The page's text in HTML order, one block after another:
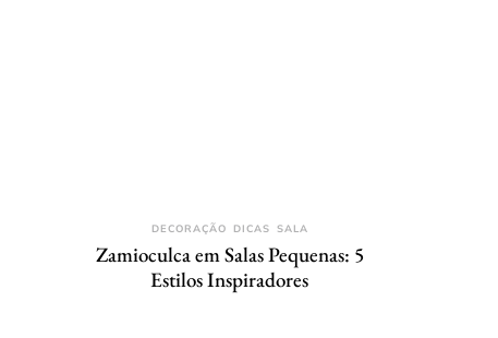
DECORAÇÃO DICAS SALA
Zamioculca em Salas Pequenas: 5
Estilos Inspiradores